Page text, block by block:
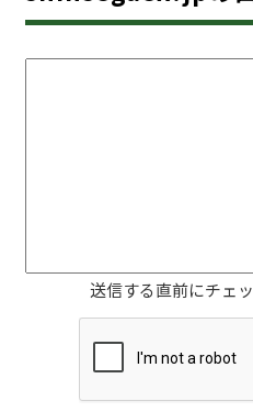
送信する直前にチェ